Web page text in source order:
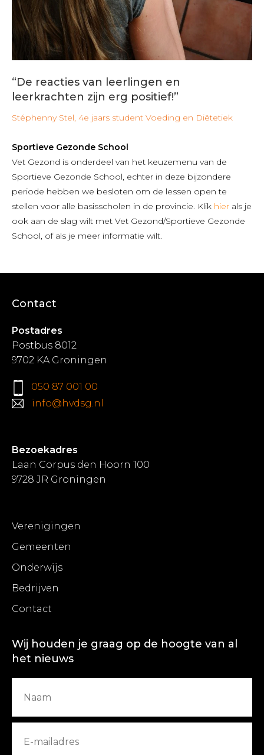
“De reacties van leerlingen en
leerkrachten zijn erg positief!”
Stéphenny Stel, 4e jaars student Voeding en Diëtetiek
Sportieve Gezonde School
Vet Gezond is onderdeel van het keuzemenu van de
Sportieve Gezonde School, echter in deze bijzondere
periode hebben we besloten om de lessen open te
stellen voor alle basisscholen in de provincie. Klik hier als je
ook aan de slag wilt met Vet Gezond/Sportieve Gezonde
School, of als je meer informatie wilt.
Contact
Postadres
Postbus 8012
9702 KA Groningen
050 87 001 00
info@hvdsg.nl
Bezoekadres
Laan Corpus den Hoorn 100
9728 JR Groningen
Verenigingen
Gemeenten
Onderwijs
Bedrijven
Contact
Wij houden je graag op de hoogte van al
het nieuws